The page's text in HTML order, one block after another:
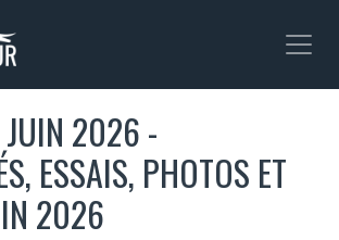
JUIN 2026 -
ESSAIS, PHOTOS ET
2026